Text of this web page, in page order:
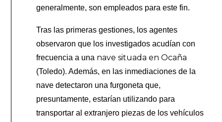
generalmente, son empleados para este fin.
Tras las primeras gestiones, los agentes
observaron que los investigados acudían con
frecuencia a una nave situada en Ocaña
(Toledo). Además, en las inmediaciones de la
nave detectaron una furgoneta que,
presuntamente, estarían utilizando para
transportar al extranjero piezas de los vehículos